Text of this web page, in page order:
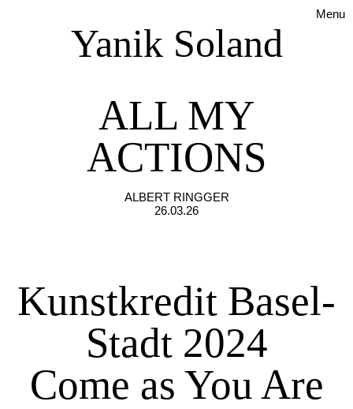
Menu
Yanik Soland
ALL MY
ACTIONS
ALBERT RINGGER
26.03.26
Kunstkredit Basel-
Stadt 2024
Come as You Are